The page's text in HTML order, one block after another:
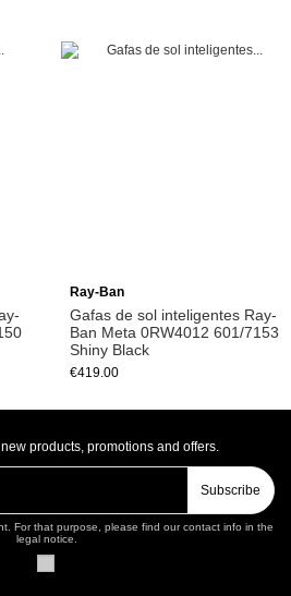
Ray-Ban
Gafas de sol inteligentes Ray-
Ban Meta 0RW4012 601/7153
Shiny Black
€419.00
products, promotions and offers.
Subscribe
For that purpose, please find our contact info in the
legal notice.